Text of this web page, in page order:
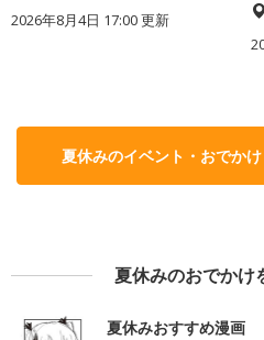
2026年8月4日 17:00更新
夏休みのイベント・おでか
夏休みのおでかけ
夏休みおすすめ漫画